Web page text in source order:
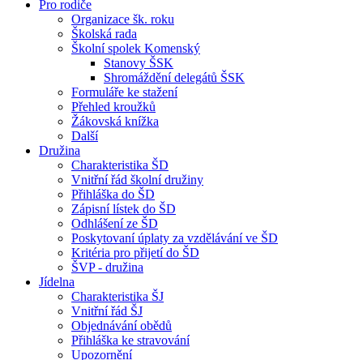
Pro rodiče
Organizace šk. roku
Školská rada
Školní spolek Komenský
Stanovy ŠSK
Shromáždění delegátů ŠSK
Formuláře ke stažení
Přehled kroužků
Žákovská knížka
Další
Družina
Charakteristika ŠD
Vnitřní řád školní družiny
Přihláška do ŠD
Zápisní lístek do ŠD
Odhlášení ze ŠD
Poskytovaní úplaty za vzdělávání ve ŠD
Kritéria pro přijetí do ŠD
ŠVP - družina
Jídelna
Charakteristika ŠJ
Vnitřní řád ŠJ
Objednávání obědů
Přihláška ke stravování
Upozornění